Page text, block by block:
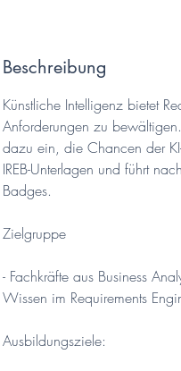
.
N
o
v
Beschreibung
Künstliche Intelligenz bietet
Anforderungen zu
dazu ein, die Chancen der
IREB-Unterlagen und führt
Badges.
Zielgruppe
- Fachkräfte aus Business
Wissen im Requirements
Ausbildungsziele: